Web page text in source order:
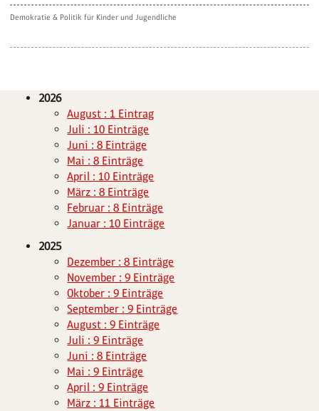
Demokratie & Politik für Kinder und Jugendliche
2026
August : 1 Eintrag
Juli : 10 Einträge
Juni : 8 Einträge
Mai : 8 Einträge
April : 10 Einträge
März : 8 Einträge
Februar : 8 Einträge
Januar : 10 Einträge
2025
Dezember : 8 Einträge
November : 9 Einträge
Oktober : 9 Einträge
September : 9 Einträge
August : 9 Einträge
Juli : 9 Einträge
Juni : 8 Einträge
Mai : 9 Einträge
April : 9 Einträge
März : 11 Einträge